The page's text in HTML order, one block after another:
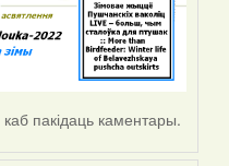
каб пакідаць каментары.